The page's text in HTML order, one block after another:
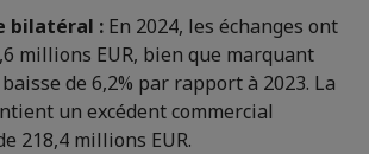
bilatéral : En 2024, les échanges ont
millions EUR, bien que marquant
de 6,2% par rapport à 2023. La
un excédent commercial
218,4 millions EUR.